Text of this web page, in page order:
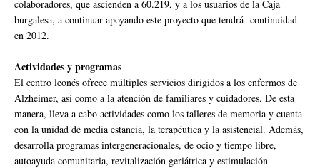
colaboradores, que ascienden a 60.219, y a los usuarios de la Caja
burgalesa, a continuar apoyando este proyecto que tendrá continuidad
en 2012.
Actividades y programas
El centro leonés ofrece múltiples servicios dirigidos a los enfermos de
Alzheimer, así como a la atención de familiares y cuidadores. De esta
manera, lleva a cabo actividades como los talleres de memoria y cuenta
con la unidad de media estancia, la terapéutica y la asistencial. Además,
desarrolla programas intergeneracionales, de ocio y tiempo libre,
autoayuda comunitaria, revitalización geriátrica y estimulación